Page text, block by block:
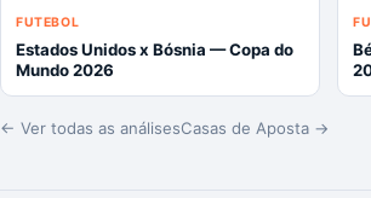
FUTEBOL
Estados Unidos x Bósnia — Copa do
Mundo 2026
← Ver todas as análisesCasas de Aposta →